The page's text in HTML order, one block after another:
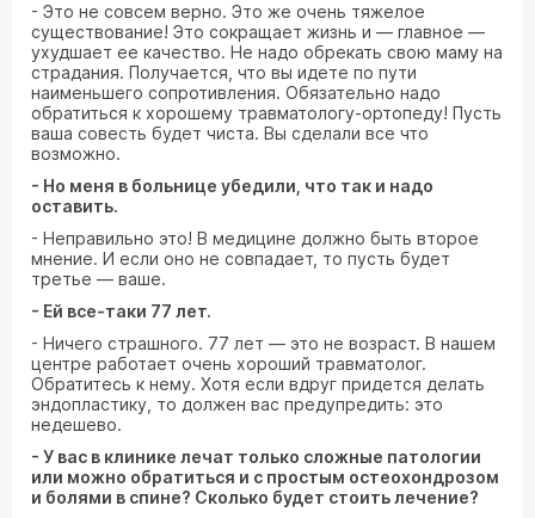
- Это не совсем верно. Это же очень тяжелое
существование! Это сокращает жизнь и — главное —
ухудшает ее качество. Не надо обрекать свою маму на
страдания. Получается, что вы идете по пути
наименьшего сопротивления. Обязательно надо
обратиться к хорошему травматологу-ортопеду! Пусть
ваша совесть будет чиста. Вы сделали все что
возможно.
- Но меня в больнице убедили, что так и надо
оставить.
- Неправильно это! В медицине должно быть второе
мнение. И если оно не совпадает, то пусть будет
третье — ваше.
- Ей все-таки 77 лет.
- Ничего страшного. 77 лет — это не возраст. В нашем
центре работает очень хороший травматолог.
Обратитесь к нему. Хотя если вдруг придется делать
эндопластику, то должен вас предупредить: это
недешево.
- У вас в клинике лечат только сложные патологии
или можно обратиться и с простым остеохондрозом
и болями в спине? Сколько будет стоить лечение?